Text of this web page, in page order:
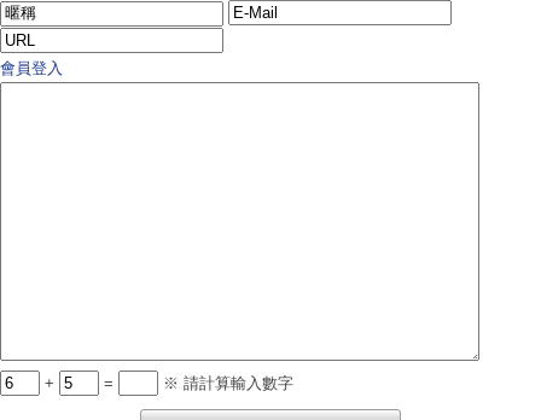
會員登入
+ = ※ 請計算輸入數字